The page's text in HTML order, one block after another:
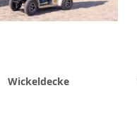
Wickeldecke